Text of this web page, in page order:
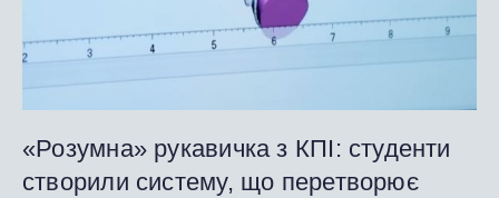
«Розумна» рукавичка з КПІ: студенти
створили систему, що перетворює